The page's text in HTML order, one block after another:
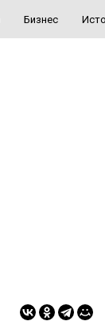
Бизнес